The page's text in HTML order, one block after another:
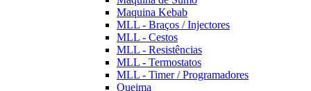
Maquina Kebab
MLL - Braços / Injectores
MLL - Cestos
MLL - Resistências
MLL - Termostatos
MLL - Timer / Programadores
Queima